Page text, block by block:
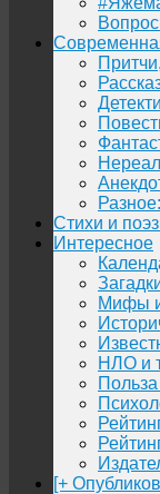
Стихи и
Интересное
Мифы
НЛО и
[+